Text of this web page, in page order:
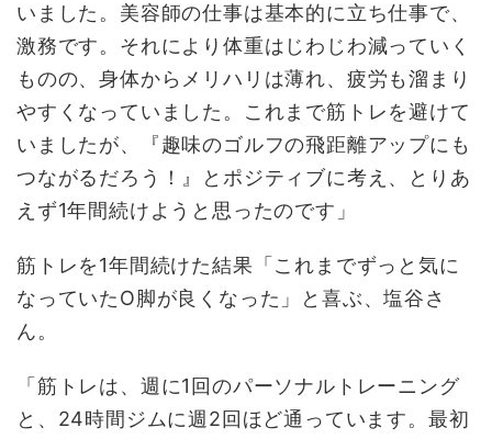
いました。美容師の仕事は基本的に立ち仕事で、
激務です。それにより体重はじわじわ減っていく
ものの、身体からメリハリは薄れ、疲労も溜まり
やすくなっていました。これまで筋トレを避けて
いましたが、『趣味のゴルフの飛距離アップにも
つながるだろう！』とポジティブに考え、とりあ
えず1年間続けようと思ったのです」
筋トレを1年間続けた結果「これまでずっと気に
なっていたO脚が良くなった」と喜ぶ、塩谷さ
ん。
「筋トレは、週に1回のパーソナルトレーニング
と、24時間ジムに週2回ほど通っています。最初